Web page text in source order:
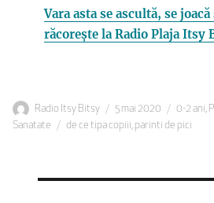
Vara asta se ascultă, se joacă
răcorește la Radio Plaja Itsy
Autor
Radio Itsy Bitsy
Publicat
pe
5 mai 2020 0-2 ani,
Sanatate
Etichete
de ce tipa copiii, parinti de pici